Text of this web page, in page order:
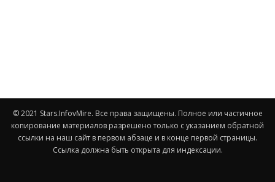
© 2021 Stars.InfovMire. Все права защищены. Полное или частичное
копирование материалов разрешено только с указанием обратной
ссылки на наш сайт в первом абзаце и в конце первой страницы.
Ссылка должна быть открыта для индексации.